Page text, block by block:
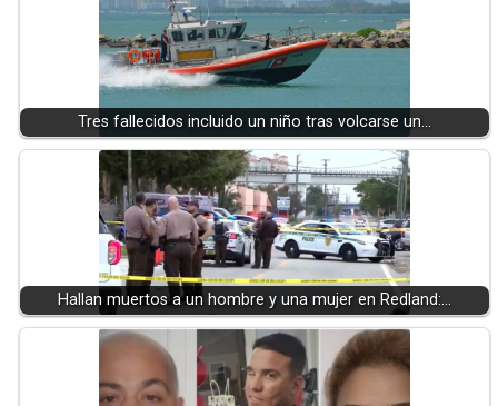
Tres fallecidos incluido un niño tras volcarse un…
Hallan muertos a un hombre y una mujer en Redland:…